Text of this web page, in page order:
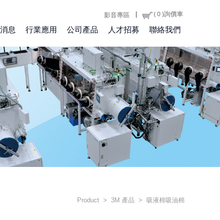
影音專區 ( 0 )詢價車
息 行業應用 公司產品 人才招募 聯絡我們
Product > 3M 產品 > 吸液棉吸油棉